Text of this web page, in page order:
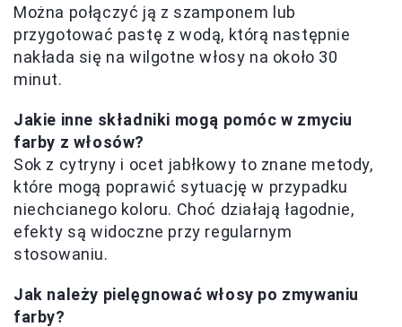
Można połączyć ją z szamponem lub
przygotować pastę z wodą, którą następnie
nakłada się na wilgotne włosy na około 30
minut.
Jakie inne składniki mogą pomóc w zmyciu
farby z włosów?
Sok z cytryny i ocet jabłkowy to znane metody,
które mogą poprawić sytuację w przypadku
niechcianego koloru. Choć działają łagodnie,
efekty są widoczne przy regularnym
stosowaniu.
Jak należy pielęgnować włosy po zmywaniu
farby?